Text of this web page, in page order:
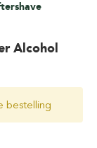
Alcohol
bestelling